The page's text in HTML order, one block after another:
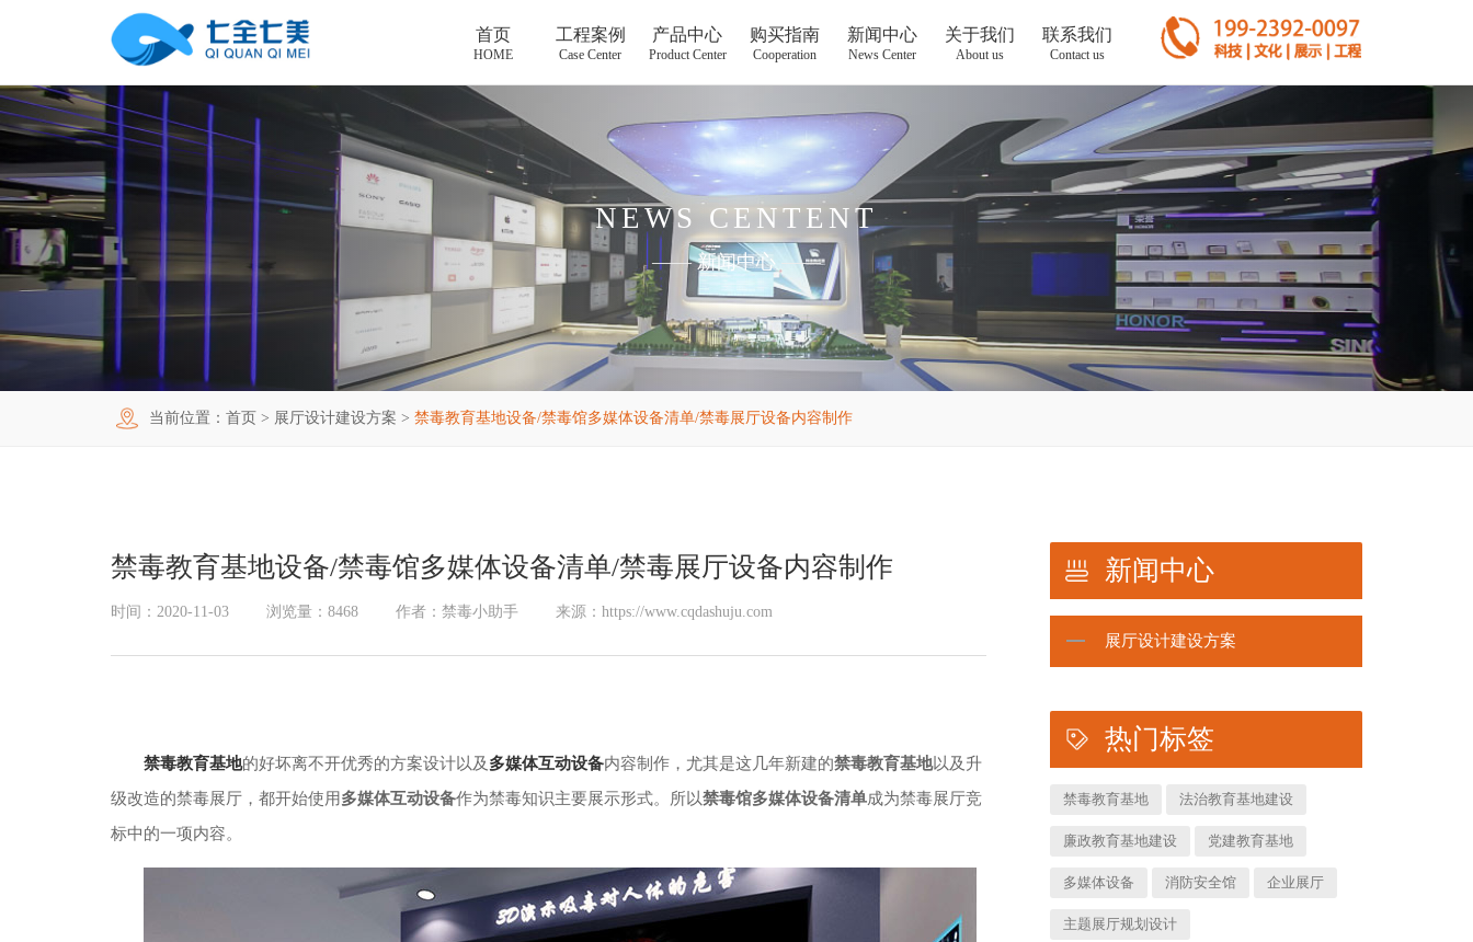
首页
HOME
工程案例
Case Center
产品中心
Product Center
购买指南
Cooperation
新闻中心
News Center
关于我们
About us
联系我们
Contact us
首页
法制教育基地
廉洁廉政展厅
党性教育基地
其他主题展厅
产品中心
法制教育基地数字化设备
禁毒教育基地设备
智慧党建中心多媒体设备
购买指南
关于我们
企业简介
联系我们
NEWS CENTENT
—— 新闻中心 ——
当前位置： 首页 > 展厅设计建设方案 > 禁毒教育基地设备/禁毒馆多媒体设备清单/禁毒展厅设备内容制作
禁毒教育基地设备/禁毒馆多媒体设备清单/禁毒展厅设备内容制作
时间：2020-11-03 浏览量：8468 作者：禁毒小助手 来源：https://www.cqdashuju.com
禁毒教育基地的好坏离不开优秀的方案设计以及 多媒体互动设备内容制作，尤其是这几年新建的禁毒教育基地以及升
级改造的禁毒展厅，都开始使用多媒体互动设备作为禁毒知识主要展示形式。所以禁毒馆多媒体设备清单成为禁毒展厅竞
标中的一项内容。
新闻中心
展厅设计建设方案
热门标签
禁毒教育基地 法治教育基地建设
廉政教育基地建设 党建教育基地
多媒体设备 消防安全馆 企业展厅
主题展厅规划设计